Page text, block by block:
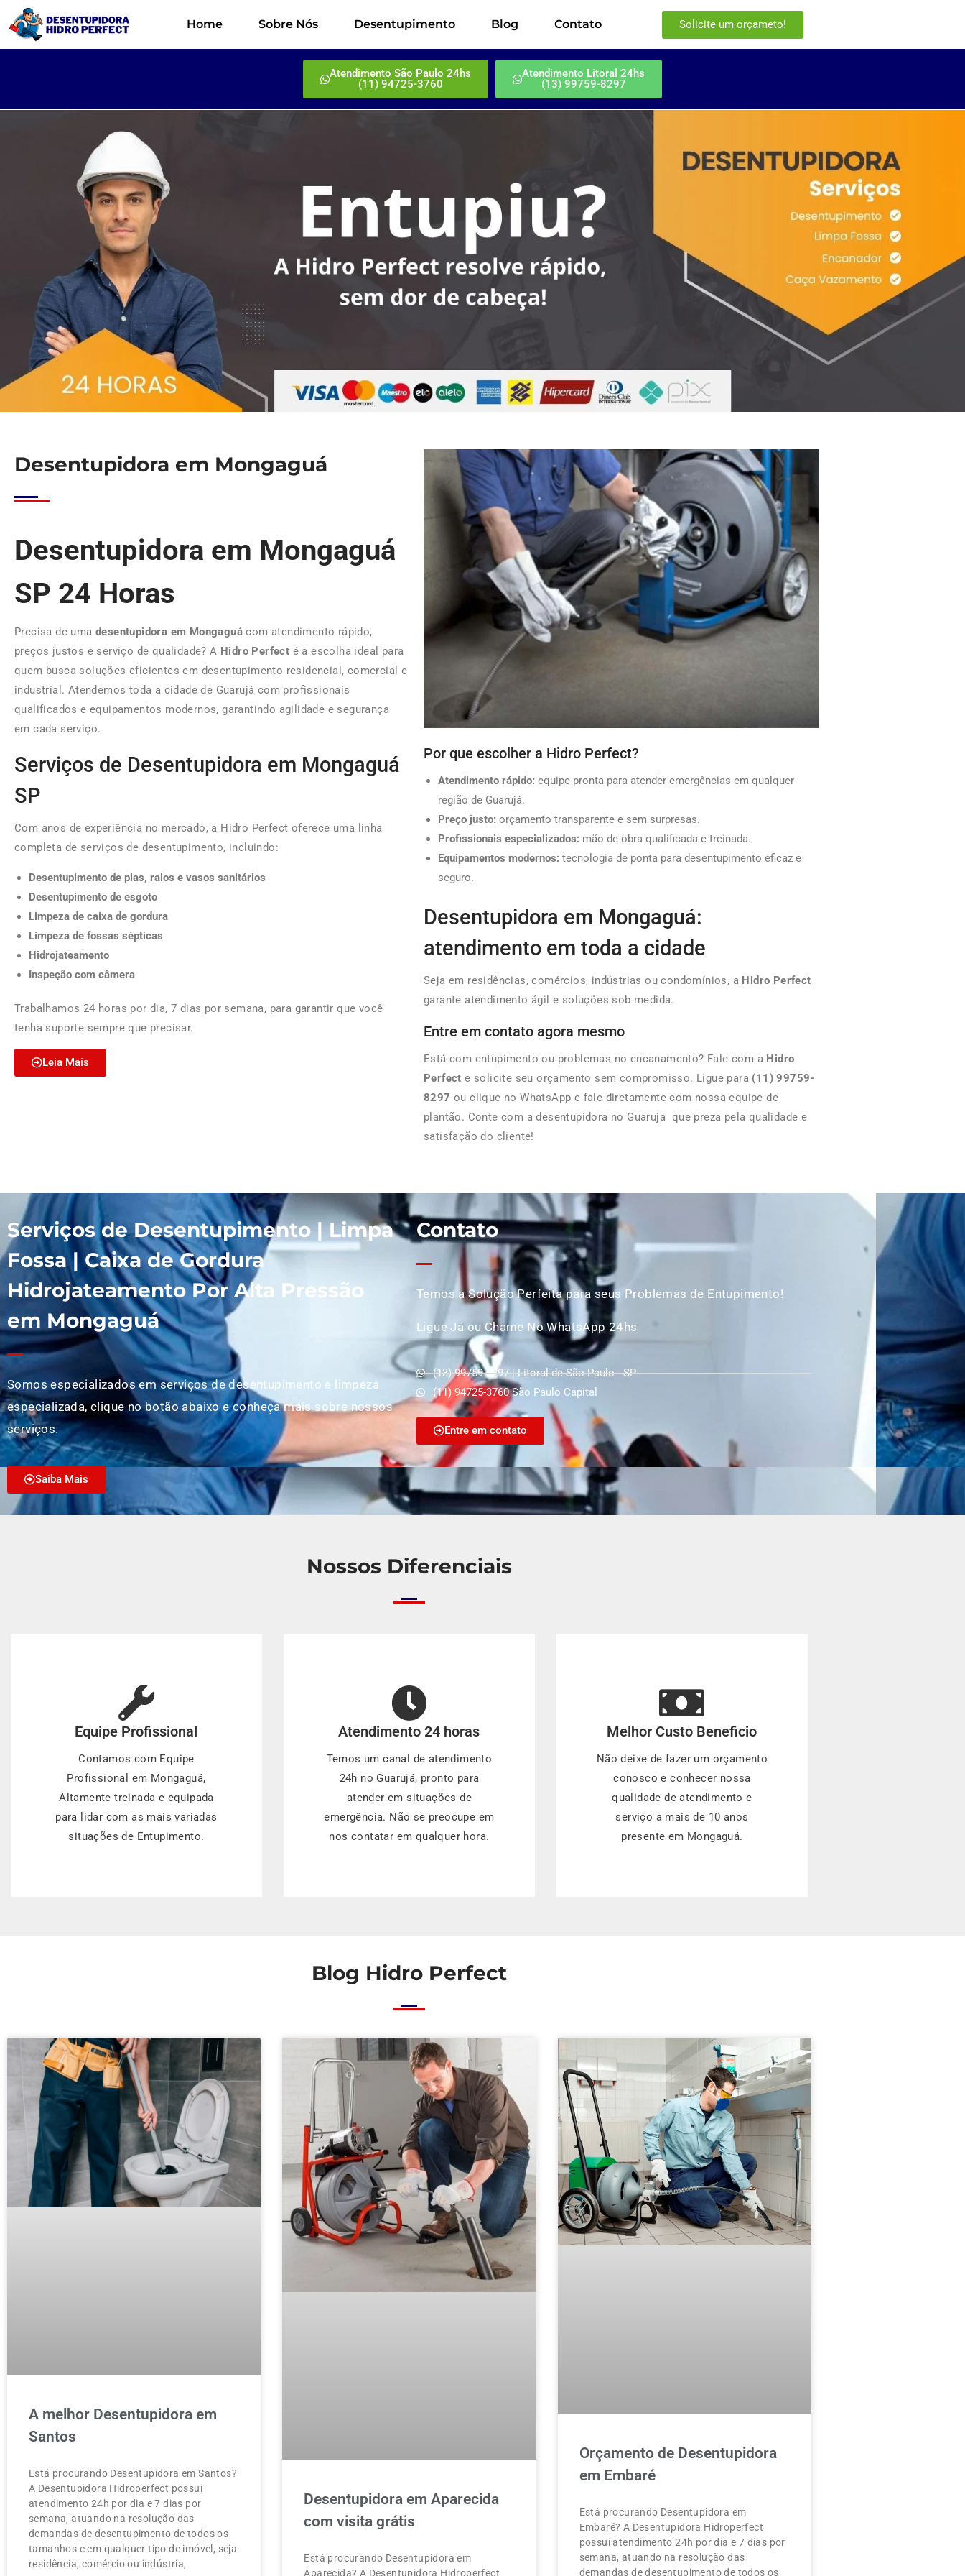
Home Sobre Nós Desentupimento Blog Contato Solicite um orçameto!
Atendimento São Paulo 24hs
(11) 94725-3760
Atendimento Litoral 24hs
(13) 99759-8297
Desentupidora em Mongaguá
Desentupidora em Mongaguá
SP 24 Horas
Precisa de uma desentupidora em Mongaguácom atendimento rápido,
preços justos e serviço de qualidade? A Hidro Perfect é a escolha ideal para
quem busca soluções eficientes em desentupimento residencial, comercial e
industrial. Atendemos toda a cidade de Guarujá com profissionais
qualificados e equipamentos modernos, garantindo agilidade e segurança
em cada serviço.
Serviços de Desentupidora em Mongaguá
SP
Com anos de experiência no mercado, a Hidro Perfect oferece uma linha
completa de serviços de desentupimento, incluindo:
Desentupimento de pias, ralos e vasos sanitários
Desentupimento de esgoto
Limpeza de caixa de gordura
Limpeza de fossas sépticas
Hidrojateamento
Inspeção com câmera
Trabalhamos 24 horas por dia, 7 dias por semana, para garantir que você
tenha suporte sempre que precisar.
Leia Mais
Por que escolher a Hidro Perfect?
Atendimento rápido: equipe pronta para atender emergências em qualquer
região de Guarujá.
Preço justo: orçamento transparente e sem surpresas.
Profissionais especializados: mão de obra qualificada e treinada.
Equipamentos modernos: tecnologia de ponta para desentupimento eficaz e
seguro.
Desentupidora em Mongaguá:
atendimento em toda a cidade
Seja em residências, comércios, indústrias ou condomínios, a Hidro Perfect
garante atendimento ágil e soluções sob medida.
Entre em contato agora mesmo
Está com entupimento ou problemas no encanamento? Fale com a Hidro
Perfect e solicite seu orçamento sem compromisso. Ligue para (11) 99759-
8297 ou clique no WhatsApp e fale diretamente com nossa equipe de
plantão. Conte com a desentupidora no Guarujá que preza pela qualidade e
satisfação do cliente!
Serviços de Desentupimento | Limpa
Fossa | Caixa de Gordura
Hidrojateamento Por Alta Pressão
em Mongaguá
Somos especializados em serviços de desentupimento e limpeza
especializada, clique no botão abaixo e conheça mais sobre nossos
serviços.
Saiba Mais
Contato
Temos a Solução Perfeita para seus Problemas de Entupimento!
Ligue Já ou Chame No WhatsApp 24hs
(13) 99759-8297 | Litoral de São Paulo - SP
(11) 94725-3760 São Paulo Capital
Entre em contato
Nossos Diferenciais
Equipe Profissional
Contamos com Equipe
Profissional em Mongaguá,
Altamente treinada e equipada
para lidar com as mais variadas
situações de Entupimento.
Atendimento 24 horas
Temos um canal de atendimento
24h no Guarujá, pronto para
atender em situações de
emergência. Não se preocupe em
nos contatar em qualquer hora.
Melhor Custo Beneficio
Não deixe de fazer um orçamento
conosco e conhecer nossa
qualidade de atendimento e
serviço a mais de 10 anos
presente em Mongaguá.
Blog Hidro Perfect
A melhor Desentupidora em
Santos
Está procurando Desentupidora em Santos?
A Desentupidora Hidroperfect possui
atendimento 24h por dia e 7 dias por
semana, atuando na resolução das
demandas de desentupimento de todos os
tamanhos e em qualquer tipo de imóvel, seja
residência, comércio ou indústria,
Desentupidora em Aparecida
com visita grátis
Está procurando Desentupidora em
Aparecida? A Desentupidora Hidroperfect
Orçamento de Desentupidora
em Embaré
Está procurando Desentupidora em
Embaré? A Desentupidora Hidroperfect
possui atendimento 24h por dia e 7 dias por
semana, atuando na resolução das
demandas de desentupimento de todos os